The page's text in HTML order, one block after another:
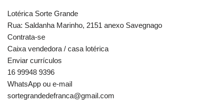
Lotérica Sorte Grande
Rua: Saldanha Marinho, 2151 anexo Savegnago
Contrata-se
Caixa vendedora / casa lotérica
Enviar currículos
16 99948 9396
WhatsApp ou e-mail
sortegrandedefranca@gmail.com